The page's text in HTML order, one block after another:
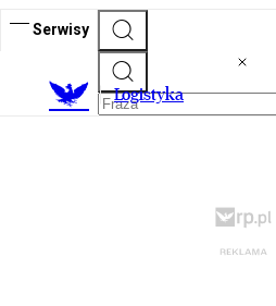
Serwisy
Logistyka